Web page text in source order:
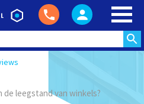
leegstand van winkels?